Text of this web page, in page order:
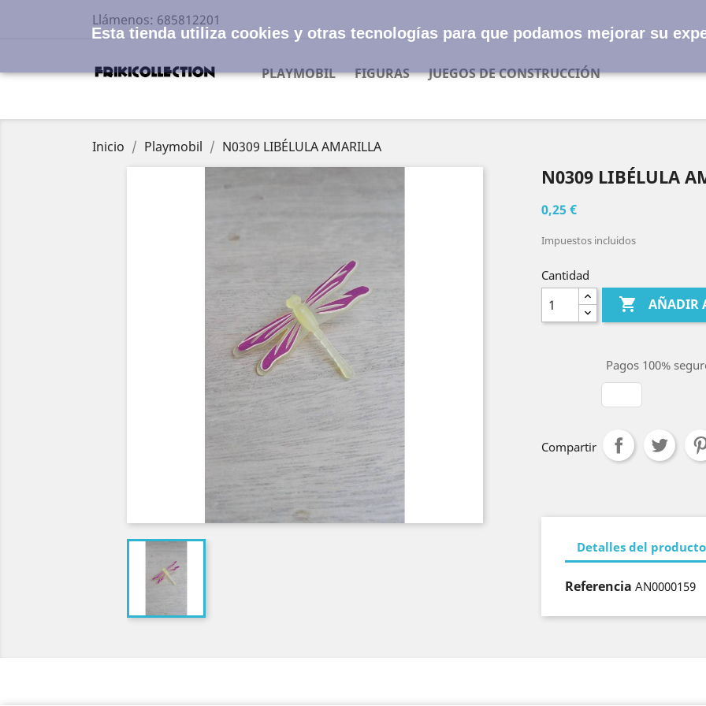
Llámenos: 685812201
PLAYMOBIL FIGURAS JUEGOS DE CONSTRUCCIÓN
Inicio Playmobil N0309 LIBÉLULA AMARILLA
N0309 LIBÉLULA
0,25 €
Impuestos incluidos
Cantidad
 AÑADIR
Pagos 100%
Compartir
Detalles del producto
Referencia AN0000159
Esta tienda utiliza cookies y otras tecnologías para que podamos mejorar su